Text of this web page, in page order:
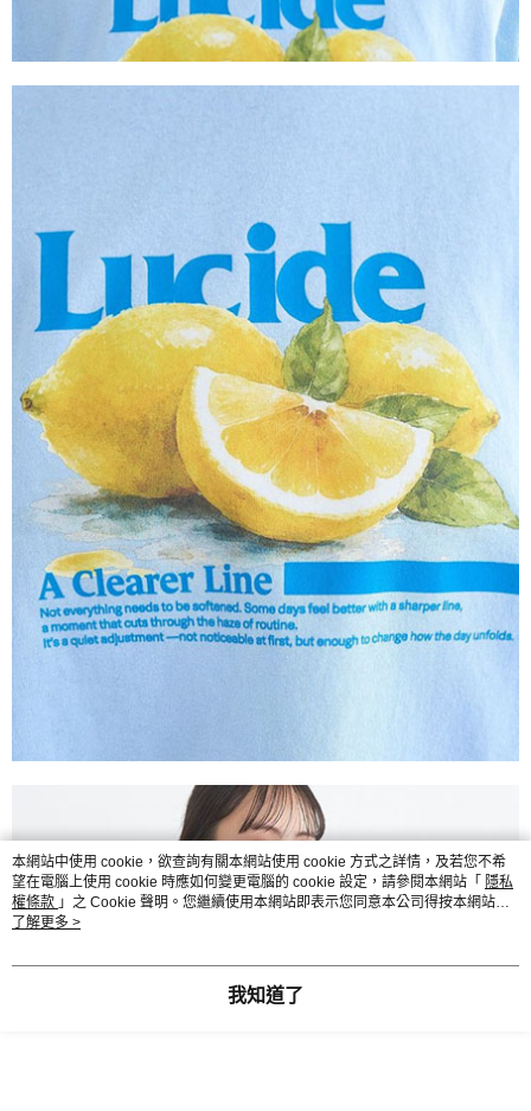
本網站中使用 cookie，欲查詢有關本網站使用 cookie 方式之詳情，及若您不希
望在電腦上使用 cookie 時應如何變更電腦的 cookie 設定，請參閱本網站「 隱私
權條款 」之 Cookie 聲明。您繼續使用本網站即表示您同意本公司得按本網站使
用條款之 Cookie 聲明使用 cookie。
了解更多 >
我知道了